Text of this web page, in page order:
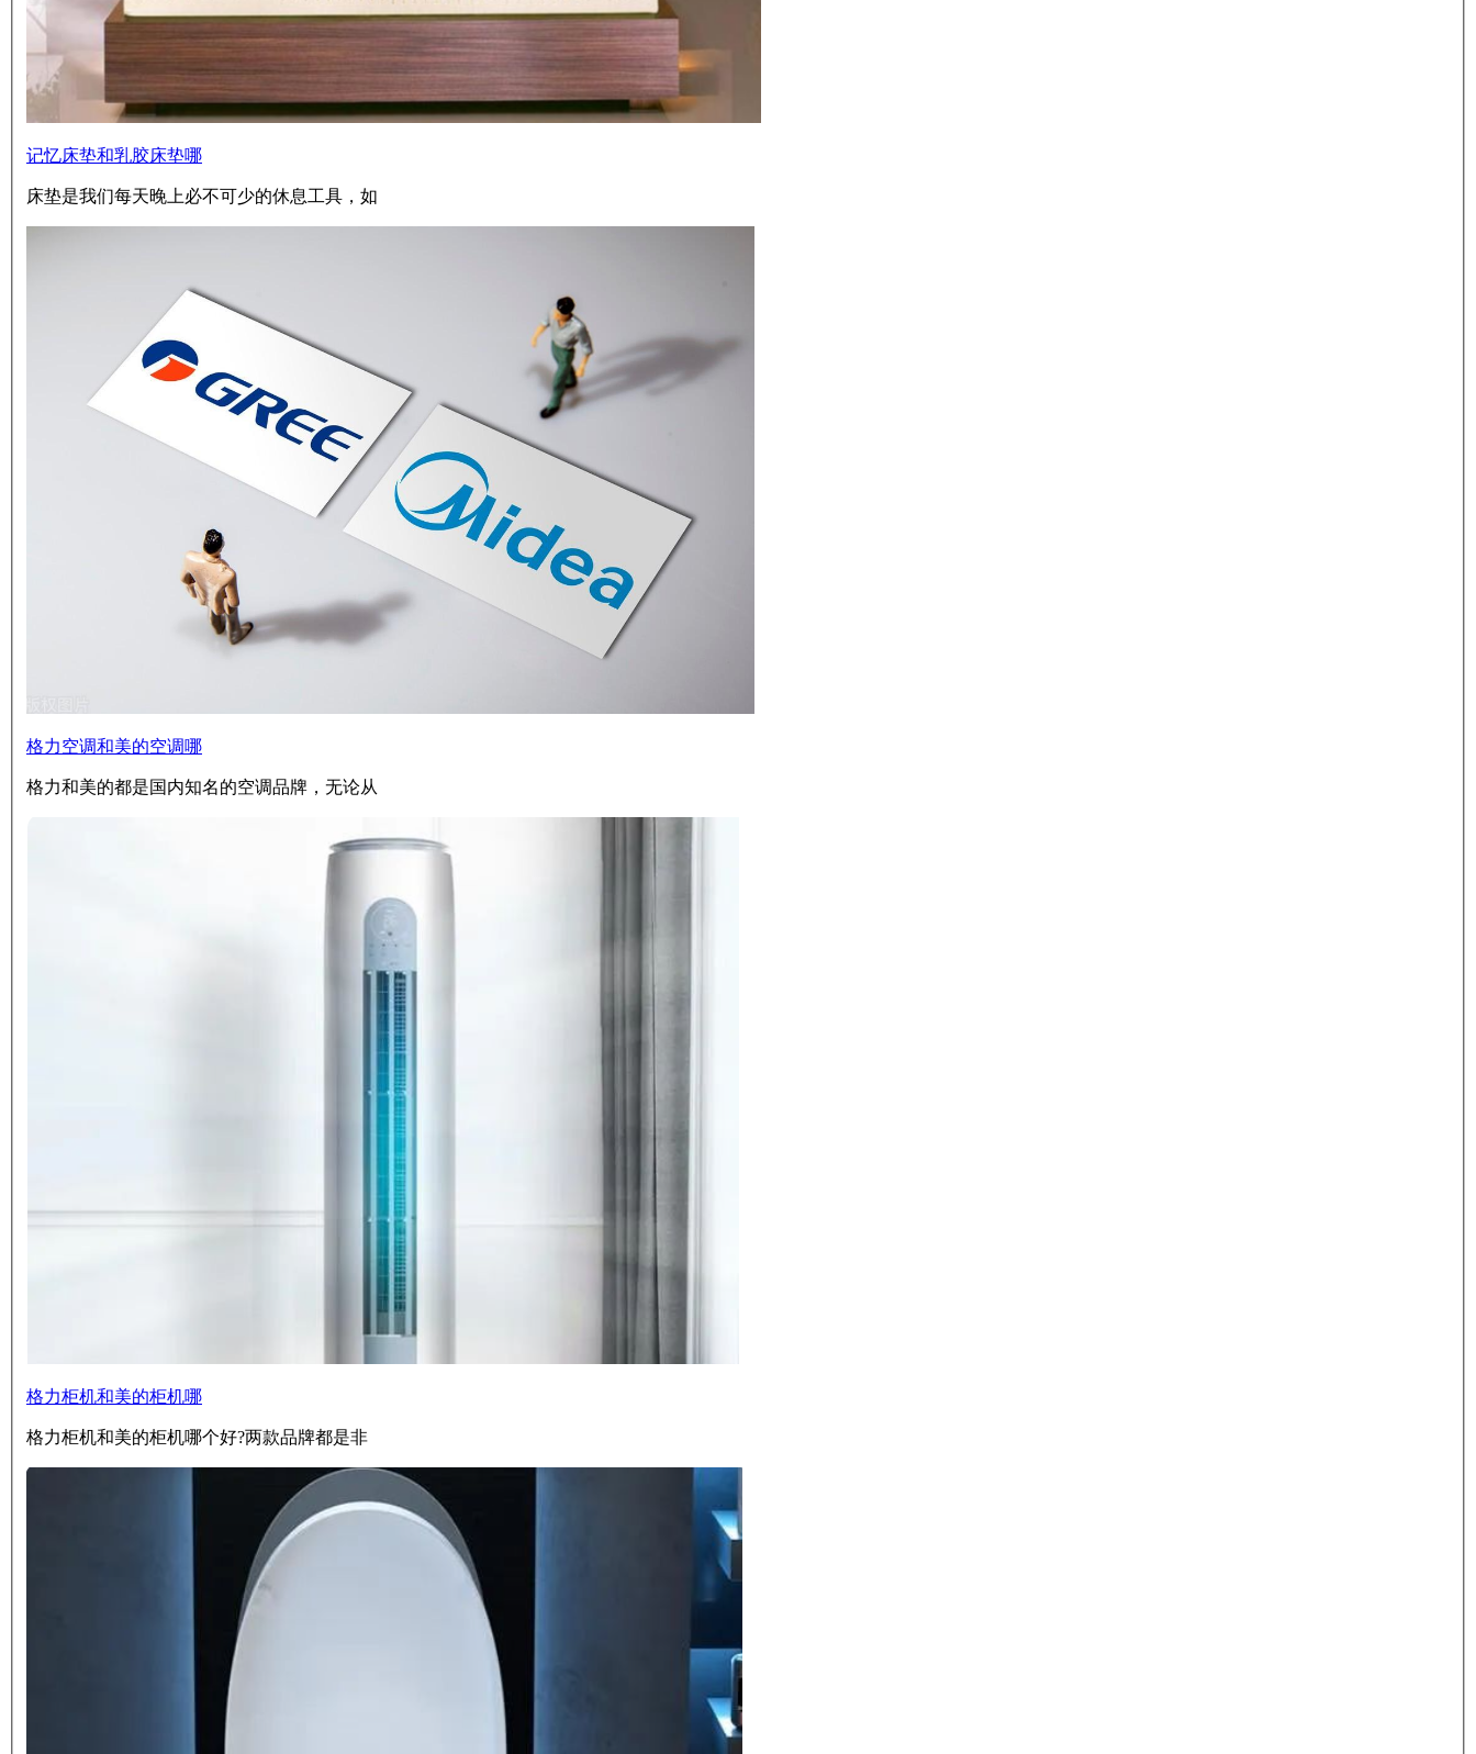
记忆床垫和乳胶床垫哪
床垫是我们每天晚上必不可少的休息工具，如
格力空调和美的空调哪
格力和美的都是国内知名的空调品牌，无论从
格力柜机和美的柜机哪
格力柜机和美的柜机哪个好?两款品牌都是非